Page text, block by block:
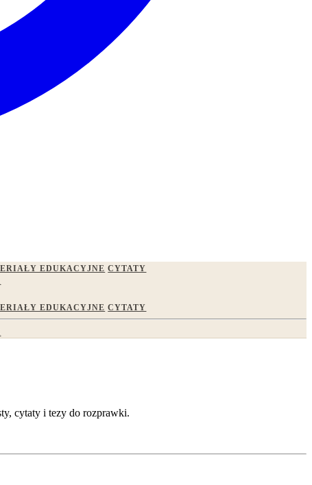
EDUKACYJNE CYTATY
EDUKACYJNE CYTATY
cytaty i tezy do rozprawki.